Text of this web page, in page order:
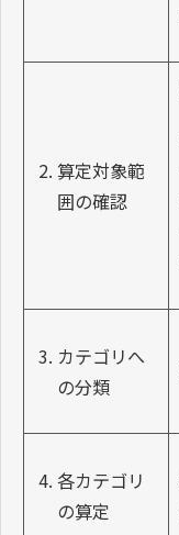
算定対象範
囲の確認
カテゴリへ
の分類
各カテゴリ
の算定